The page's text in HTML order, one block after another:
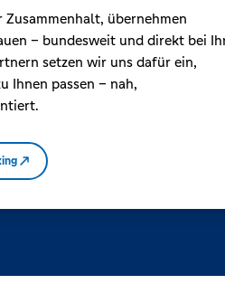
übernehmen
– bundesweit und direkt bei
setzen wir uns dafür ein,
Ihnen passen – nah,